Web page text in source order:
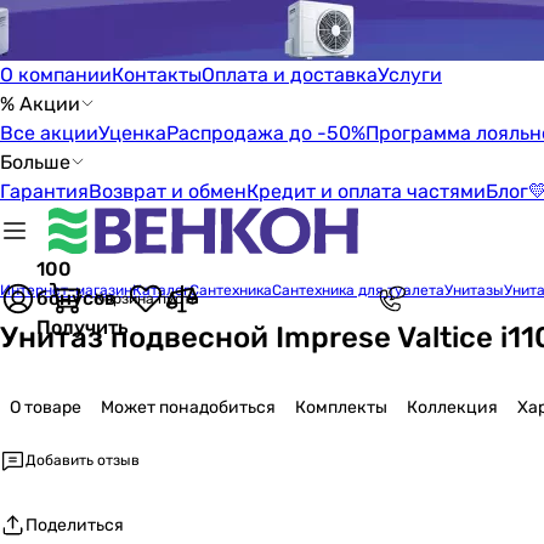
О компанииКонтактыОплата и доставкаУслуги
% Акции
Все акцииУценкаРаспродажа до -50%Программа
Больше
ГарантияВозврат и обменКредит и оплата частямиБлог
100
бонусов
Получить
Корзина пуста
Интернет-магазинКаталогСантехникаСантехника для туалетаУнитазы
Унитаз подвесной Imprese Valtice
О товаре Может понадобиться Комплекты Коллекция
Добавить отзыв
Поделиться